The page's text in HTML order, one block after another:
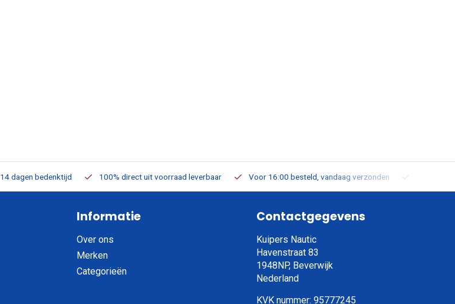
14 dagen bedenktijd 100% direct uit voorraad leverbaar Voor 16:00 besteld, vandaag verzonden
Informatie
Over ons
Merken
Categorieën
Contactgegevens
Kuipers Nautic
Havenstraat 83
1948NP, Beverwijk
Nederland
KVK nummer: 95777245